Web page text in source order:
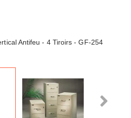
Antifeu - 4 Tiroirs - GF-254